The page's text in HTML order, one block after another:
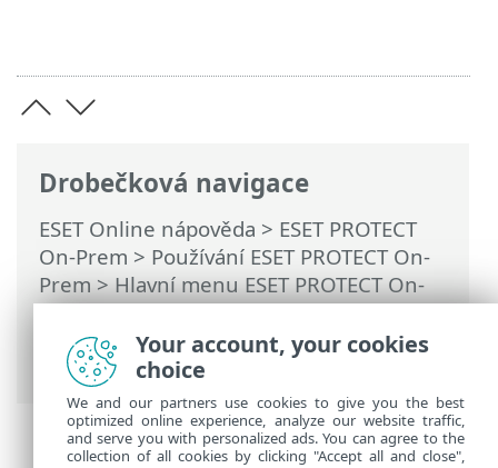
Drobečková navigace
ESET Online nápověda > ESET PROTECT
On-Prem > Používání ESET PROTECT On-
Prem>Hlavní menu ESET PROTECT On-
Prem>Další>Certifikáty>Klientské
certifikáty> Exportování klientského
certifikátu
Your account, your cookies
choice
We and our partners use cookies to give you the best
optimized online experience, analyze our website traffic,
and serve you with personalized ads. You can agree to the
collection of all cookies by clicking "Accept all and close",